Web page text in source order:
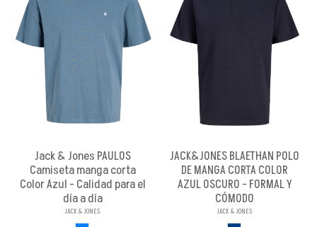
Jack & Jones PAULOS
Camiseta manga corta
Color Azul - Calidad para el
día a día
JACK & JONES
JACK&JONES BLAETHAN POLO
DE MANGA CORTA COLOR
AZUL OSCURO - FORMAL Y
CÓMODO
JACK & JONES